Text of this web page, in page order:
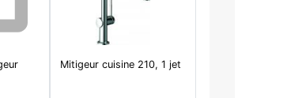
Mitigeur cuisine 210, 1 jet